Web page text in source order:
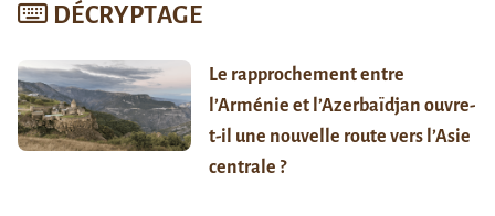
DÉCRYPTAGE
Le rapprochement entre
l’Arménie et l’Azerbaïdjan ouvre-
t-il une nouvelle route vers l’Asie
centrale ?